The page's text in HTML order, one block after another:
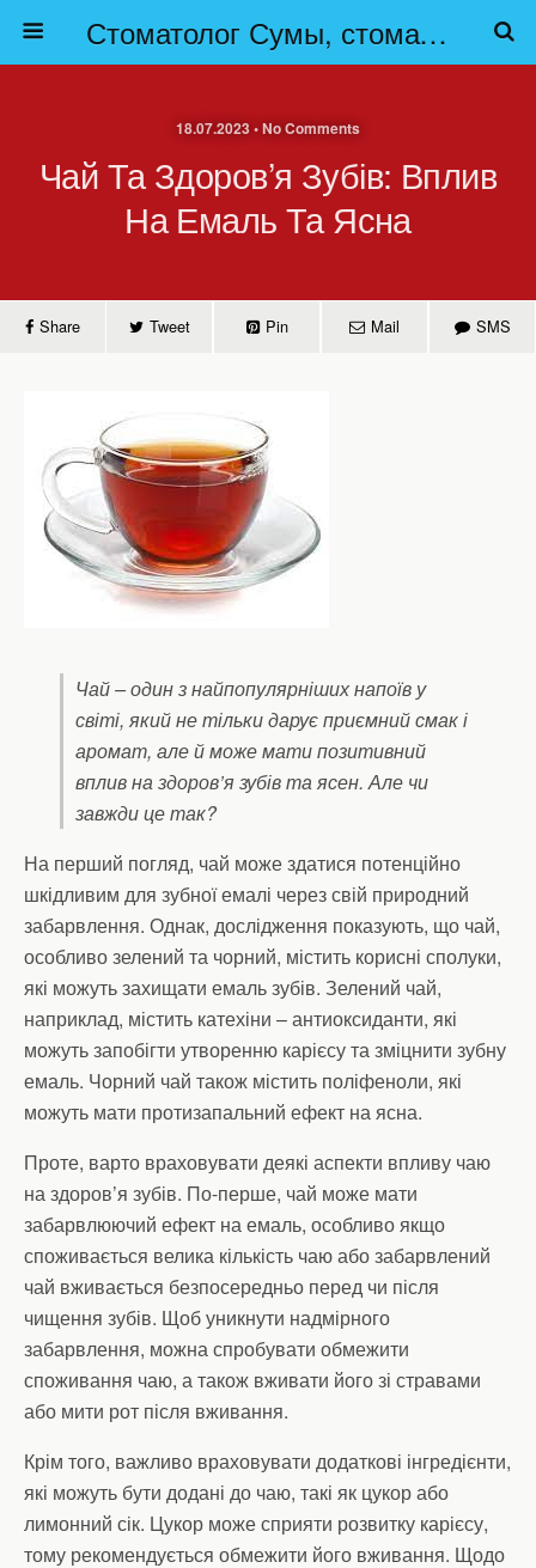
Стоматолог Сумы, стоматологические клиники Сумы, детская стоматология в Сумах. | Частная стоматология Сумы
18.07.2023 • No Comments
Чай Та Здоров’я Зубів: Вплив
На Емаль Та Ясна
Share Tweet Pin Mail SMS
Чай – один з найпопулярніших напоїв у
світі, який не тільки дарує приємний смак і
аромат, але й може мати позитивний
вплив на здоров’я зубів та ясен. Але чи
завжди це так?
На перший погляд, чай може здатися потенційно
шкідливим для зубної емалі через свій природний
забарвлення. Однак, дослідження показують, що чай,
особливо зелений та чорний, містить корисні сполуки,
які можуть захищати емаль зубів. Зелений чай,
наприклад, містить катехіни – антиоксиданти, які
можуть запобігти утворенню карієсу та зміцнити зубну
емаль. Чорний чай також містить поліфеноли, які
можуть мати протизапальний ефект на ясна.
Проте, варто враховувати деякі аспекти впливу чаю
на здоров’я зубів. По-перше, чай може мати
забарвлюючий ефект на емаль, особливо якщо
споживається велика кількість чаю або забарвлений
чай вживається безпосередньо перед чи після
чищення зубів. Щоб уникнути надмірного
забарвлення, можна спробувати обмежити
споживання чаю, а також вживати його зі стравами
або мити рот після вживання.
Крім того, важливо враховувати додаткові інгредієнти,
які можуть бути додані до чаю, такі як цукор або
лимонний сік. Цукор може сприяти розвитку карієсу,
тому рекомендується обмежити його вживання. Щодо